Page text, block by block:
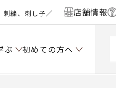
刺繍、刺し子／ 店舗情報
ぶ 初めての方へ